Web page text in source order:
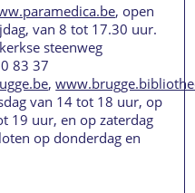
, open
van 8 tot 17.30 uur.
steenweg
83 37
,
van 14 tot 18 uur, op
19 uur, en op zaterdag
op donderdag en